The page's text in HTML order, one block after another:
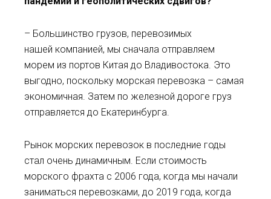
– Большинство грузов, перевозимых
нашей компанией, мы сначала отправляем
морем из портов Китая до Владивостока. Это
выгодно, поскольку морская перевозка – самая
экономичная. Затем по железной дороге груз
отправляется до Екатеринбурга.
Рынок морских перевозок в последние годы
стал очень динамичным. Если стоимость
морского фрахта с 2006 года, когда мы начали
заниматься перевозками, до 2019 года, когда